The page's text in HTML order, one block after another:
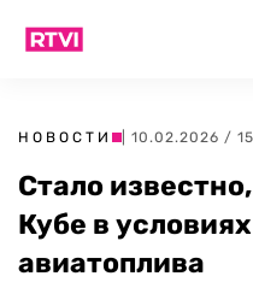
НОВОСТИ | 10.02.2026 /
Стало
Кубе в
авиатоплива